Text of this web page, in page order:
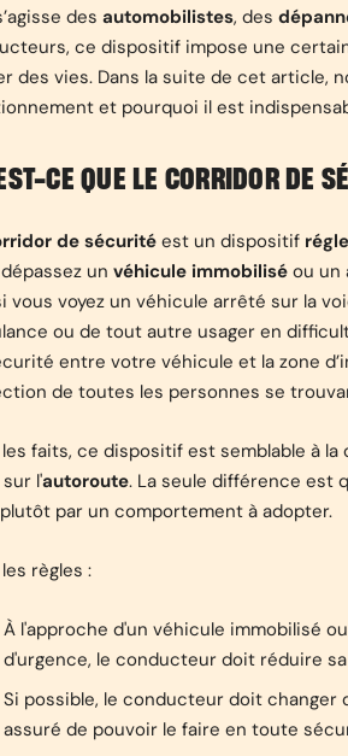
des automobilistes, des
ce dispositif impose une
des vies. Dans la suite de cet article,
et pourquoi il est
CE QUE LE CORRIDOR DE
de sécuritéest un dispositif
un véhicule immobiliséou un
vous voyez un véhicule arrêté sur la
ou de tout autre usager en
entre votre véhicule et la zone
de toutes les personnes se
les faits, ce dispositif est semblable à
l'autoroute. La seule différence est
par un comportement à adopter.
règles :
Àl'approche d'un véhicule immobilisé
d'urgence, le conducteur doit réduire
Si possible, le conducteur doit changer
assuré de pouvoir le faire en toute